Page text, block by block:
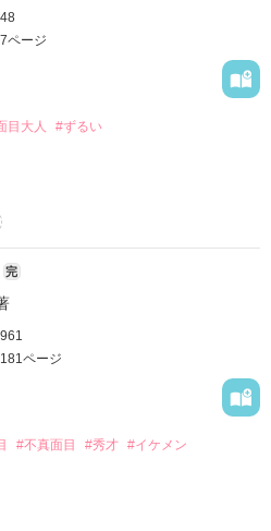
会長
ールお金持ち。
目置かれてる、クールな一匹狼
る超平凡な私
に振り回されて心臓遣いまくりの
7ページ
目大人 #ずるい
い？？」
に告白の手紙を見られてしまい…
柊』
ん』
…
完
181ページ
#不真面目 #秀才 #イケメン